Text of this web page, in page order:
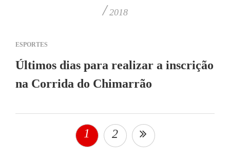
/ 2018
ESPORTES
Últimos dias para realizar a inscrição
na Corrida do Chimarrão
1 2